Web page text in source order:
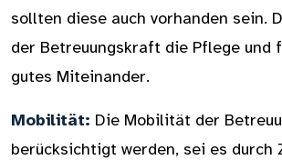
sollten diese auch vorhanden sein.
der Betreuungskraft die Pflege und
gutes Miteinander.
Mobilität: Die Mobilität der
berücksichtigt werden, sei es durch